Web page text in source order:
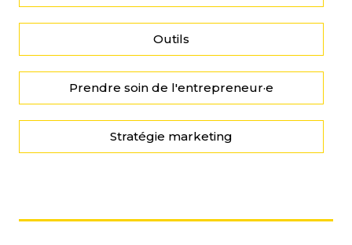
Outils
Prendre soin de l'entrepreneur·e
Stratégie marketing